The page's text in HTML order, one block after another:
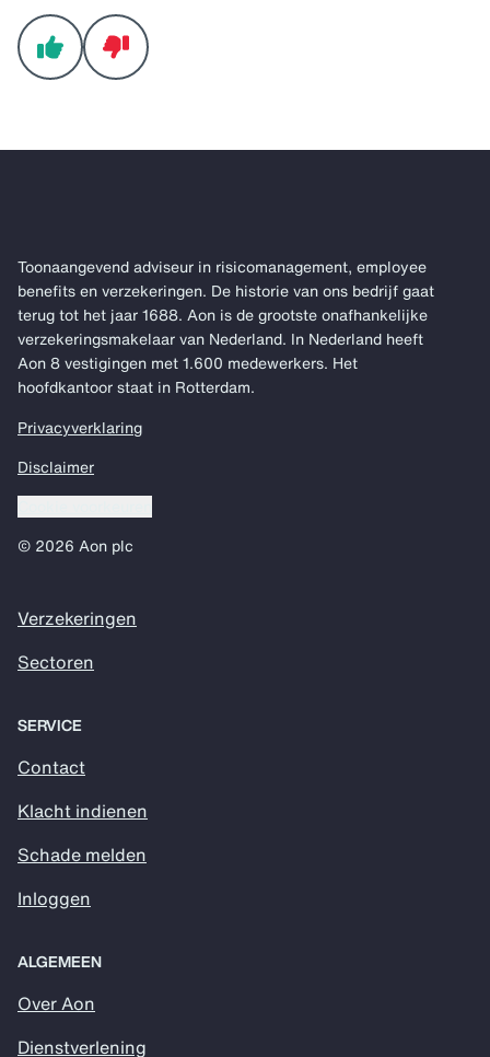
Toonaangevend adviseur in risicomanagement, employee
benefits en verzekeringen. De historie van ons bedrijf gaat
terug tot het jaar 1688. Aon is de grootste onafhankelijke
verzekeringsmakelaar van Nederland. In Nederland heeft
Aon 8 vestigingen met 1.600 medewerkers. Het
hoofdkantoor staat in Rotterdam.
Privacyverklaring
Disclaimer
© 2026 Aon plc
Verzekeringen
Sectoren
SERVICE
Contact
Klacht indienen
Schade melden
Inloggen
ALGEMEEN
Over Aon
Dienstverlening